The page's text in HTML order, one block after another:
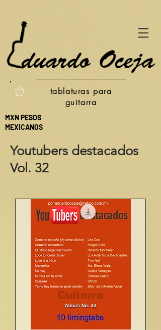
tablaturas para
guitarra
MXN PESOS
MEXICANOS
Youtubers destacados
Vol. 32